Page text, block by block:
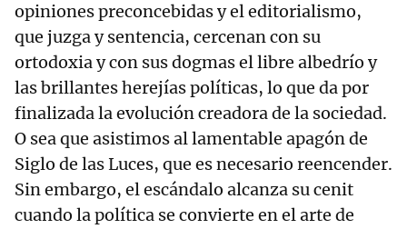
opiniones preconcebidas y el editorialismo,
que juzga y sentencia, cercenan con su
ortodoxia y con sus dogmas el libre albedrío y
las brillantes herejías políticas, lo que da por
finalizada la evolución creadora de la sociedad.
O sea que asistimos al lamentable apagón de
Siglo de las Luces, que es necesario reencender.
Sin embargo, el escándalo alcanza su cenit
cuando la política se convierte en el arte de